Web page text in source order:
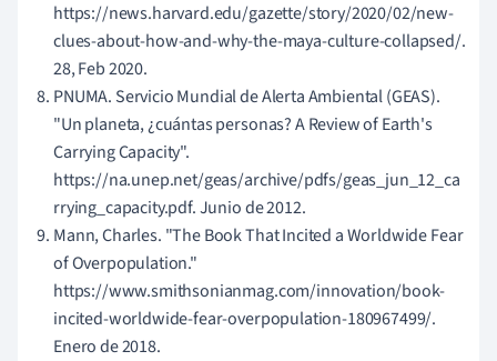
https://news.harvard.edu/gazette/story/2020/02/new-
clues-about-how-and-why-the-maya-culture-collapsed/.
28, Feb 2020.
PNUMA. Servicio Mundial de Alerta Ambiental (GEAS).
"Un planeta, ¿cuántas personas? A Review of Earth's
Carrying Capacity".
https://na.unep.net/geas/archive/pdfs/geas_jun_12_ca
rrying_capacity.pdf. Junio de 2012.
Mann, Charles. "The Book That Incited a Worldwide Fear
of Overpopulation."
https://www.smithsonianmag.com/innovation/book-
incited-worldwide-fear-overpopulation-180967499/.
Enero de 2018.